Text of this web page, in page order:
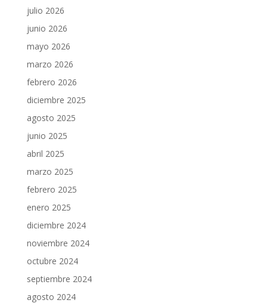
julio 2026
junio 2026
mayo 2026
marzo 2026
febrero 2026
diciembre 2025
agosto 2025
junio 2025
abril 2025
marzo 2025
febrero 2025
enero 2025
diciembre 2024
noviembre 2024
octubre 2024
septiembre 2024
agosto 2024